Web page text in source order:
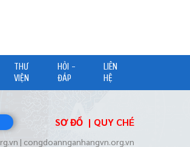
THƯ
VIỆN
HỎI -
ĐÁP
LIÊN
HỆ
SƠ ĐỒ QUY CHÉ
| congdoannganhangvn.org.vn